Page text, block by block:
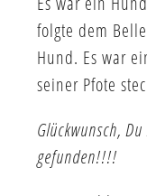
folgte dem
Hund. Es war
seiner Pfote
Glückwunsch,
gefunden!!!!